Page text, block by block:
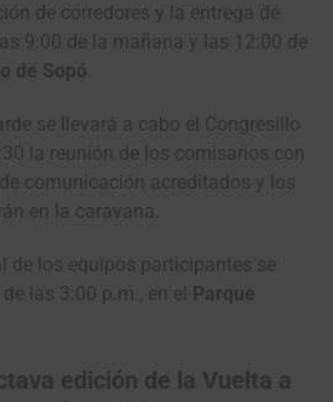
de corredores y la entrega de
9:00 de la mañana y las 12:00 de
de Sopó
se llevará a cabo el Congresillo
la reunión de los comisarios con
comunicación acreditados y los
en la caravana.
de los equipos participantes se
las 3:00 p.m., en el
Parque
edición de la Vuelta a